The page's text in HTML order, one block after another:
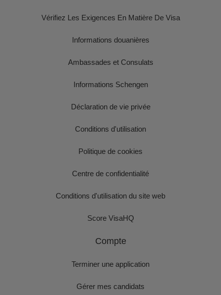
Vérifiez Les Exigences En Matière De Visa
Informations douanières
Ambassades et Consulats
Informations Schengen
Déclaration de vie privée
Conditions d'utilisation
Politique de cookies
Centre de confidentialité
Conditions d'utilisation du site web
Score VisaHQ
Compte
Terminer une application
Gérer mes candidats